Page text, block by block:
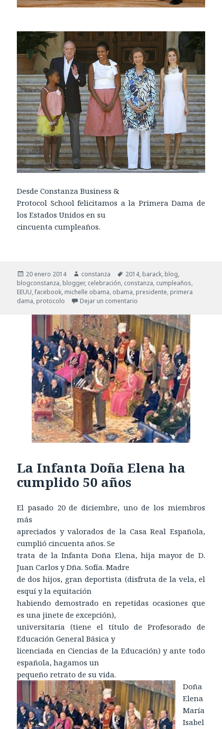
Desde Constanza Business &
Protocol School felicitamos a la Primera Dama de
los Estados Unidos en su
cincuenta cumpleaños.
Publicado
el
20 enero 2014 Autor
constanza Etiquetas
2014, barack, blog,
blogconstanza, blogger, celebración, constanza, cumpleaños,
EEUU,facebook, michelle obama, obama, presidente, primera
dama, protocolo Dejar un comentario
La Infanta Doña Elena ha
cumplido 50 años
El pasado 20 de diciembre, uno de los miembros
más
apreciados y valorados de la Casa Real Española,
cumplió cincuenta años. Se
trata de la Infanta Doña Elena, hija mayor de D.
Juan Carlos y Dña. Sofía. Madre
de dos hijos, gran deportista (disfruta de la vela, el
esquí y la equitación
habiendo demostrado en repetidas ocasiones que
es una jinete de excepción),
universitaria (tiene el título de Profesorado de
Educación General Básica y
licenciada en Ciencias de la Educación) y ante todo
española, hagamos un
pequeño retrato de su vida.
Doña
Elena
María
Isabel